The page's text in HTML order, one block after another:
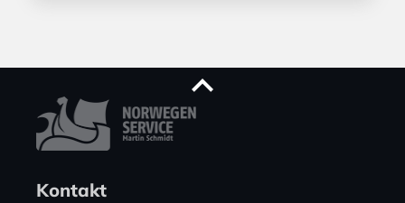
Kontakt